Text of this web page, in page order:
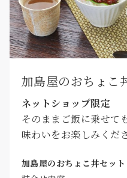
加島屋のおちょこ
ネットショップ限定
そのままご飯に乗せて
味わいをお楽しみくだ
加島屋のおちょこ丼セッ